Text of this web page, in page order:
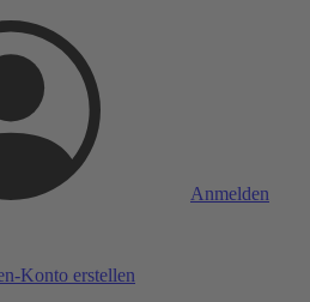
Anmelden
Konto erstellen